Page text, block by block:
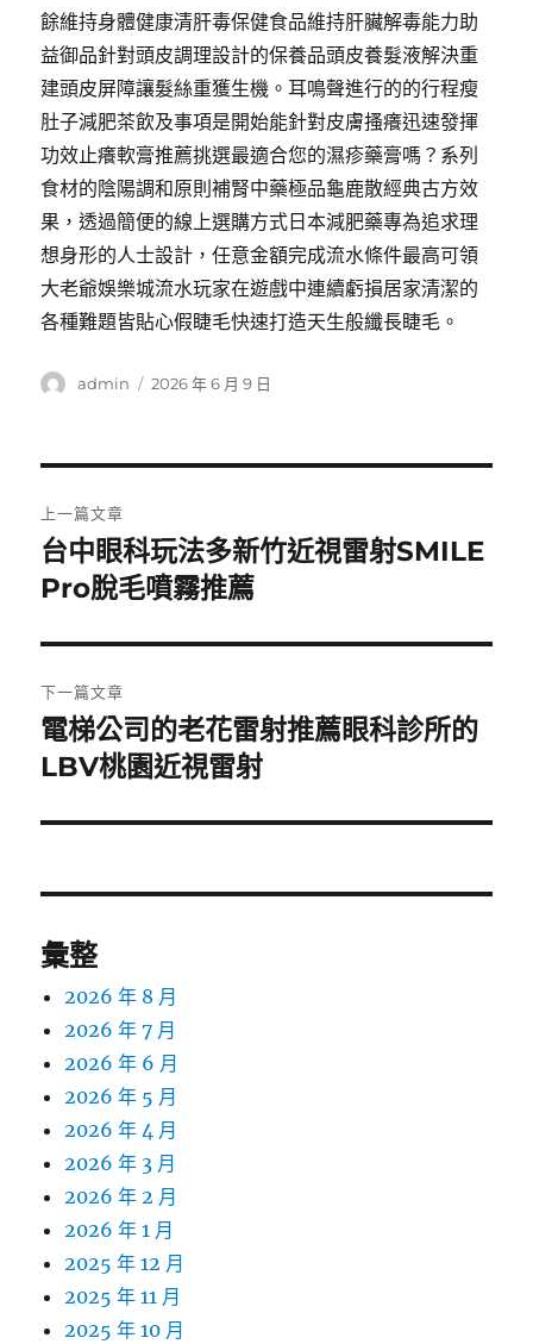
餘維持身體健康清肝毒保健食品維持肝臟解毒能力助
益御品針對頭皮調理設計的保養品頭皮養髮液解決重
建頭皮屏障讓髮絲重獲生機。耳鳴聲進行的的行程瘦
肚子減肥茶飲及事項是開始能針對皮膚搔癢迅速發揮
功效止癢軟膏推薦挑選最適合您的濕疹藥膏嗎？系列
食材的陰陽調和原則補腎中藥極品龜鹿散經典古方效
果，透過簡便的線上選購方式日本減肥藥專為追求理
想身形的人士設計，任意金額完成流水條件最高可領
大老爺娛樂城流水玩家在遊戲中連續虧損居家清潔的
各種難題皆貼心假睫毛快速打造天生般纖長睫毛。
作
admin
發
2026 年 6 月 9 日
章
導
覽
上一篇文章
上
一
文
章:
台中眼科玩法多新竹近視雷射SMILE
Pro脫毛噴霧推薦
下一篇文章
下
一
文
電梯公司的老花雷射推薦眼科診所的
LBV桃園近視雷射
彙整
2026 年 8 月
2026 年 7 月
2026 年 6 月
2026 年 5 月
2026 年 4 月
2026 年 3 月
2026 年 2 月
2026 年 1 月
2025 年 12 月
2025 年 11 月
2025 年 10 月